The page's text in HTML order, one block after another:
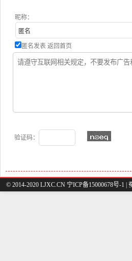
昵称：
匿名发表 返回首页
验证码：
© 2014-2020 LJXC.CN 宁ICP备15000678号-1 |